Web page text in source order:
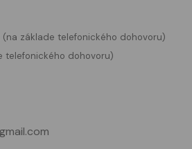
(na základe telefonického dohovoru)
telefonického dohovoru)